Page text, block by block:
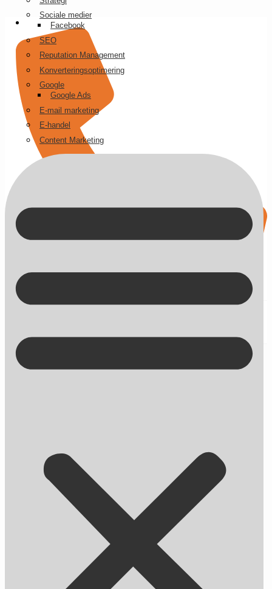
Kontakt på +45 70 13 63 23
Sociale medier
Facebook
SEO
Reputation Management
Konverteringsoptimering
Google
Google Ads
E-mail marketing
E-handel
Content Marketing
5 gode grunde til at outsource social